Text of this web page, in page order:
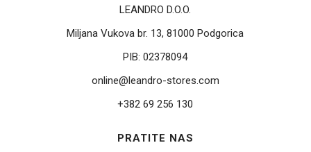
LEANDRO D.O.O.
Miljana Vukova br. 13, 81000 Podgorica
PIB:02378094
online@leandro-stores.com
+382 69 256 130
PRATITE NAS